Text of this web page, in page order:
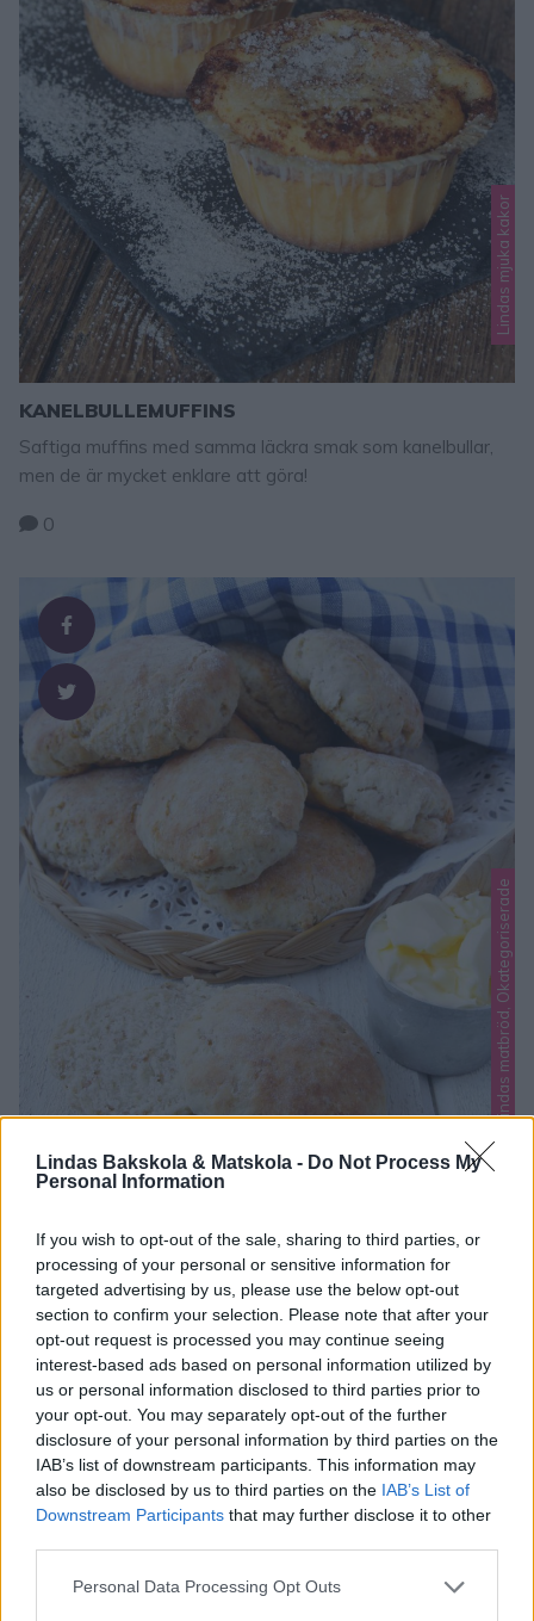
Lindas Bakskola & Matskola - Do Not Process My
Personal Information
If you wish to opt-out of the sale, sharing to third parties, or
processing of your personal or sensitive information for
targeted advertising by us, please use the below opt-out
section to confirm your selection. Please note that after your
opt-out request is processed you may continue seeing
interest-based ads based on personal information utilized by
us or personal information disclosed to third parties prior to
your opt-out. You may separately opt-out of the further
disclosure of your personal information by third parties on the
IAB’s list of downstream participants. This information may
also be disclosed by us to third parties on the IAB’s List of
Downstream Participants that may further disclose it to other
Personal Data Processing Opt Outs
Lindas mjuka kakor
KANELBULLEMUFFINS
Saftiga muffins med samma läckra smak som kanelbullar,
men de är mycket enklare att göra!
0
Lindas matbröd, Okategoriserade
Lättgjorda, blixtsnabba bakpulverfrallor med grovt
grahamsmjöl i degen. Klara på bara 15 min!
0